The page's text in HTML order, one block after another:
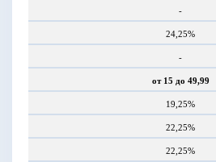
-
24,25%
-
от 15 до 49,99
19,25%
22,25%
22,25%